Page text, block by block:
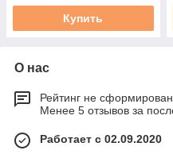
Купить
О нас
Рейтинг не сформирован
Менее 5 отзывов за
Работает с 02.09.2020